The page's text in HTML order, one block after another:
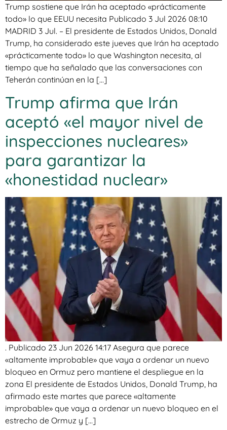
Trump sostiene que Irán ha aceptado «prácticamente
todo» lo que EEUU necesita Publicado 3 Jul 2026 08:10
MADRID 3 Jul. – El presidente de Estados Unidos, Donald
Trump, ha considerado este jueves que Irán ha aceptado
«prácticamente todo» lo que Washington necesita, al
tiempo que ha señalado que las conversaciones con
Teherán continúan en la […]
Trump afirma que Irán
aceptó «el mayor nivel de
inspecciones nucleares»
para garantizar la
«honestidad nuclear»
. Publicado 23 Jun 2026 14:17 Asegura que parece
«altamente improbable» que vaya a ordenar un nuevo
bloqueo en Ormuz pero mantiene el despliegue en la
zona El presidente de Estados Unidos, Donald Trump, ha
afirmado este martes que parece «altamente
improbable» que vaya a ordenar un nuevo bloqueo en el
estrecho de Ormuz y […]